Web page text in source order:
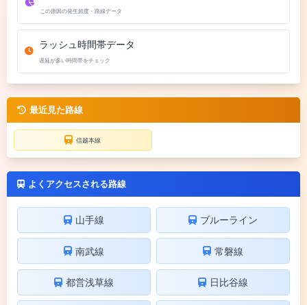
この原因の発生頻度・路線データ
ラッシュ時間帯データ
遅延が多い時間帯をチェック
最近見た路線
信越本線
よくアクセスされる路線
山手線 ブルーライン
南武線 常磐線
都営浅草線 日比谷線